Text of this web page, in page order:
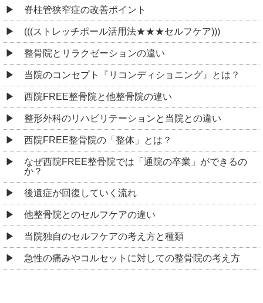
脊柱管狭窄症の改善ポイント
(((ストレッチポール活用法★★★セルフケア)))
整骨院とリラクゼーションの違い
当院のコンセプト『リコンディショニング』とは？
西院FREE整骨院と他整骨院の違い
整形外科のリハビリテーションと当院との違い
西院FREE整骨院の「整体」とは？
なぜ西院FREE整骨院では「通院の卒業」ができるの
か？
後遺症が回復していく流れ
他整骨院とのセルフケアの違い
当院独自のセルフケアの考え方と種類
急性の痛みやコルセットに対しての整骨院の考え方